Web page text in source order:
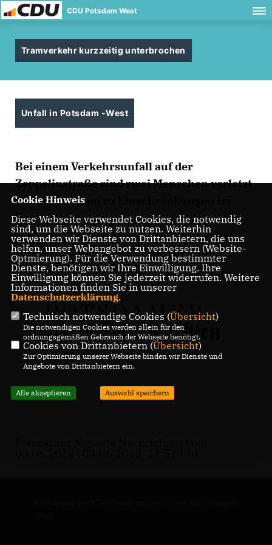
CDU Potsdam West
Tramverkehr kurzzeitig unterbrochen
Unfall in Potsdam -West
Bei einem Verkehrsunfall auf der
Zeppelinstraße sind zwei Menschen verletzt
worden. Es kam zu Einschränkungen im
Nahverkehr.
Den gesamten Artikel in den PNN vom
03.06.2022 lesen Siehier.
Cookie Hinweis
Diese Webseite verwendet Cookies, die notwendig
sind, um die Webseite zu nutzen. Weiterhin
verwenden wir Dienste von Drittanbietern, die uns
helfen, unser Webangebot zu verbessern (Website-
Optmierung). Für die Verwendung bestimmter
Dienste, benötigen wir Ihre Einwilligung. Ihre
Einwilligung können Sie jederzeit widerrufen. Weitere
Informationen finden Sie in unserer
Datenschutzerklärung.
Technisch notwendige Cookies (Übersicht)
Die notwendigen Cookies werden allein für den
ordnungsgemäßen Gebrauch der Webseite benötigt.
Cookies von Drittanbietern (Übersicht)
Zur Optimierung unserer Webseite binden wir Dienste und
Angebote von Drittanbietern ein.
Alle akzeptieren Auswahl speichern